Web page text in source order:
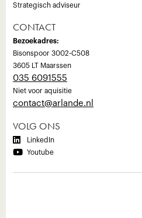
Strategisch adviseur
CONTACT
Bezoekadres:
Bisonspoor 3002-C508
3605 LT Maarssen
035 6091555
Niet voor aquisitie
‍contact@arlande.nl
VOLG ONS
 LinkedIn
 Youtube